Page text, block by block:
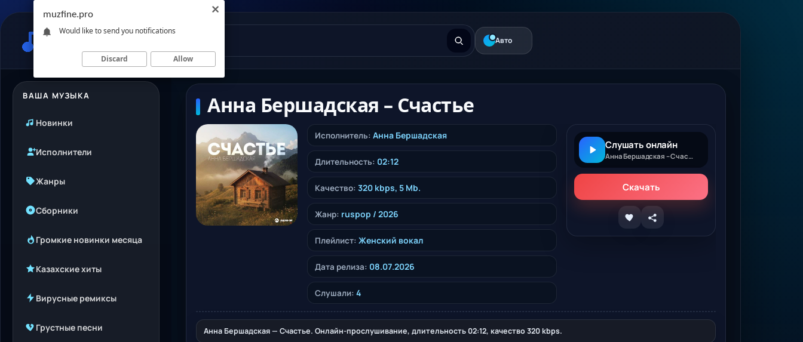
Авто
ВАША МУЗЫКА
Новинки
Исполнители
Жанры
Сборники
Громкие новинки месяца
Казахские хиты
Вирусные ремиксы
Грустные песни
Анна Бершадская – Счастье
Исполнитель: Анна Бершадская
Длительность: 02:12
Качество: 320 kbps, 5 Mb.
Жанр: ruspop / 2026
Плейлист: Женский вокал
Дата релиза: 08.07.2026
Слушали: 4
Слушать онлайн
Анна Бершадская – Счастье
Скачать
Анна Бершадская — Счастье. Онлайн-прослушивание, длительность 02:12, качество 320 kbps.
muzfine.pro
Would like to send you notifications
Discard Allow